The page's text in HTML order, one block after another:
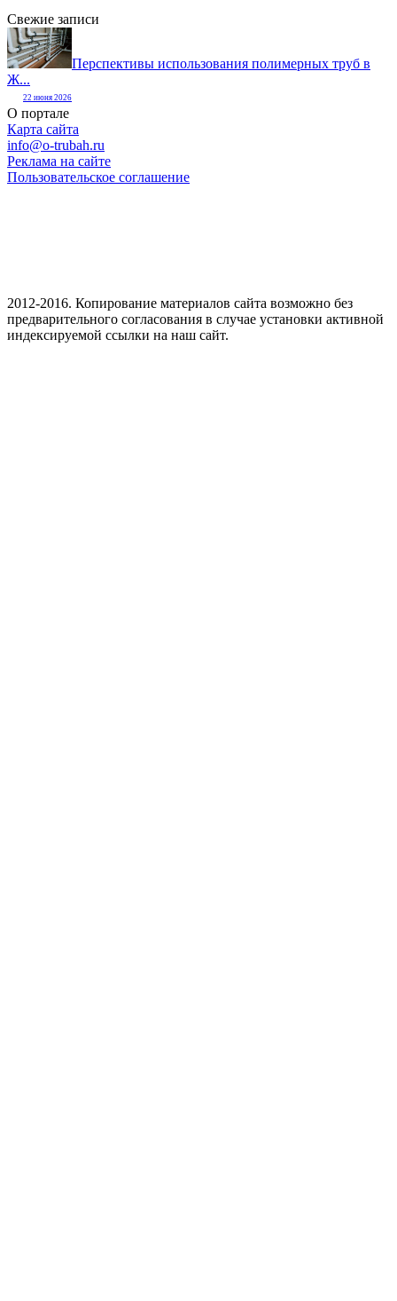
Свежие записи
Перспективы использования полимерных труб в
Ж...
22 июня 2026
О портале
Карта сайта
info@o-trubah.ru
Реклама на сайте
Пользовательское соглашение
2012-2016. Копирование материалов сайта возможно без
предварительного согласования в случае установки активной
индексируемой ссылки на наш сайт.